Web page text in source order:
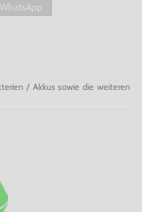
WhatsApp
/ Akkus sowie die weiteren